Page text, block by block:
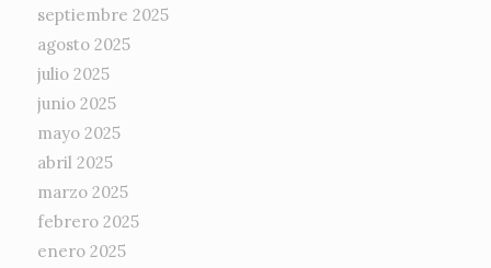
septiembre 2025
agosto 2025
julio 2025
junio 2025
mayo 2025
abril 2025
marzo 2025
febrero 2025
enero 2025